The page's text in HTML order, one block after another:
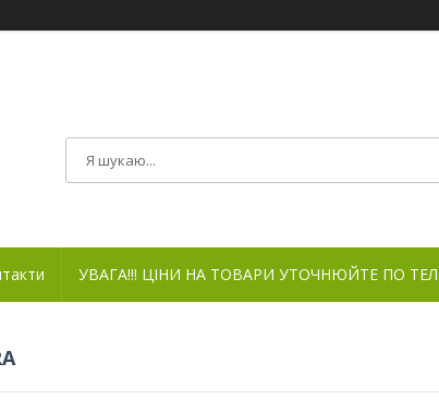
УВАГА!!! ЦІНИ НА ТОВАРИ УТОЧНЮЙТЕ ПО